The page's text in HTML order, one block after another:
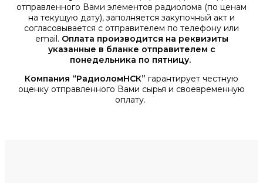
отправленного Вами элементов радиолома (по ценам
на текущую дату), заполняется закупочный акт и
согласовывается с отправителем по телефону или
email. Оплата производится на реквизиты
указанные в бланке отправителем с
понедельника по пятницу.
Компания “РадиоломНСК” гарантирует честную
оценку отправленного Вами сырья и своевременную
оплату.